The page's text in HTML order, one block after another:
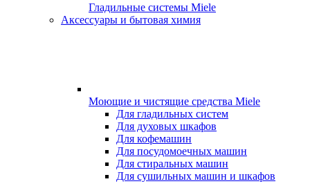
Гладильные системы Miele
Аксессуары и бытовая химия
Моющие и чистящие средства Miele
Для гладильных систем
Для духовых шкафов
Для кофемашин
Для посудомоечных машин
Для стиральных машин
Для сушильных машин и шкафов